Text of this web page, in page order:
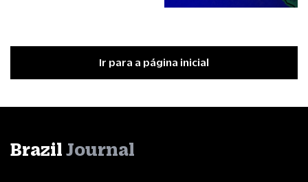
Ir para a página inicial
Brazil Journal